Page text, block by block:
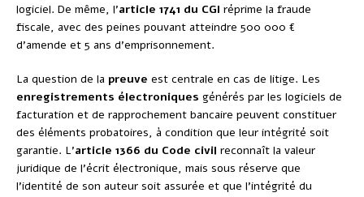
logiciel. De même, l’article 1741 du CGI réprime la fraude
fiscale, avec des peines pouvant atteindre 500 000 €
d’amende et 5 ans d’emprisonnement.
La question de la preuve est centrale en cas de litige. Les
enregistrements électroniques générés par les logiciels de
facturation et de rapprochement bancaire peuvent constituer
des éléments probatoires, à condition que leur intégrité soit
garantie. L’article 1366 du Code civil reconnaît la valeur
juridique de l’écrit électronique, mais sous réserve que
l’identité de son auteur soit assurée et que l’intégrité du